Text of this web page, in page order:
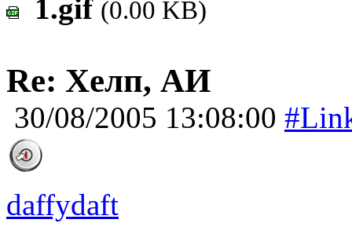
1.gif (0.00 KB)
Re: Хелп, АИ
30/08/2005 13:08:00
daffydaft